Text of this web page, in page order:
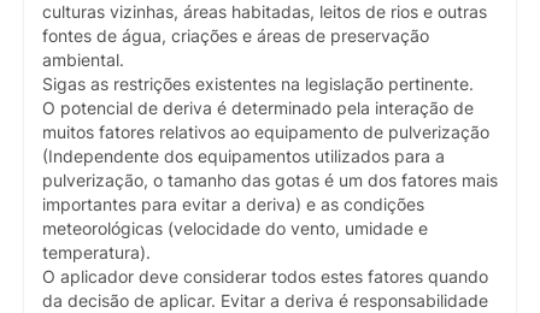
culturas vizinhas, áreas habitadas, leitos de rios e outras
fontes de água, criações e áreas de preservação
ambiental.
Sigas as restrições existentes na legislação pertinente.
O potencial de deriva é determinado pela interação de
muitos fatores relativos ao equipamento de pulverização
(Independente dos equipamentos utilizados para a
pulverização, o tamanho das gotas é um dos fatores mais
importantes para evitar a deriva) e as condições
meteorológicas (velocidade do vento, umidade e
temperatura).
O aplicador deve considerar todos estes fatores quando
da decisão de aplicar. Evitar a deriva é responsabilidade